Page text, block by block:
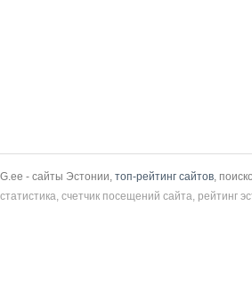
- сайты Эстонии, топ-рейтинг сайтов ,
счетчик посещений сайта, рейтинг